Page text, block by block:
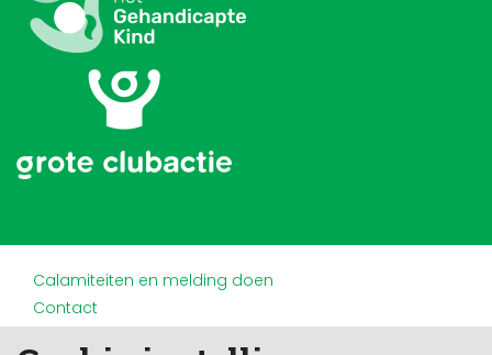
Calamiteiten en melding doen
Contact